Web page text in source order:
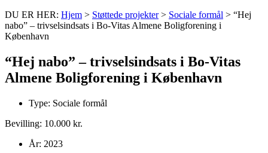
DU ER HER: Hjem > Støttede projekter> Sociale formål > “Hej
nabo” – trivselsindsats i Bo-Vitas Almene Boligforening i
København
“Hej nabo” – trivselsindsats i Bo-Vitas
Almene Boligforening i København
Type: Sociale formål
Bevilling: 10.000 kr.
År: 2023